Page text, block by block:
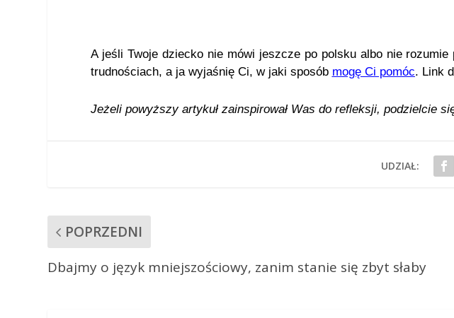
A jeśli Twoje dziecko nie mówi jeszcze po polsku albo nie
trudnościach, a ja wyjaśnię Ci, w jaki sposób mogę Ci pomóc. Link
Jeżeli powyższy artykuł zainspirował Was do refleksji, podzielcie
UDZIAŁ:
POPRZEDNI
Dbajmy o język mniejszościowy, zanim stanie się zbyt słaby